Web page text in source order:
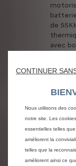
de
avec
Blanc
Rouge
CONTINUER
Nous utilisons des
notre site. Les
essentielles telles
améliorent la
telles que la
améliorent ainsi ce